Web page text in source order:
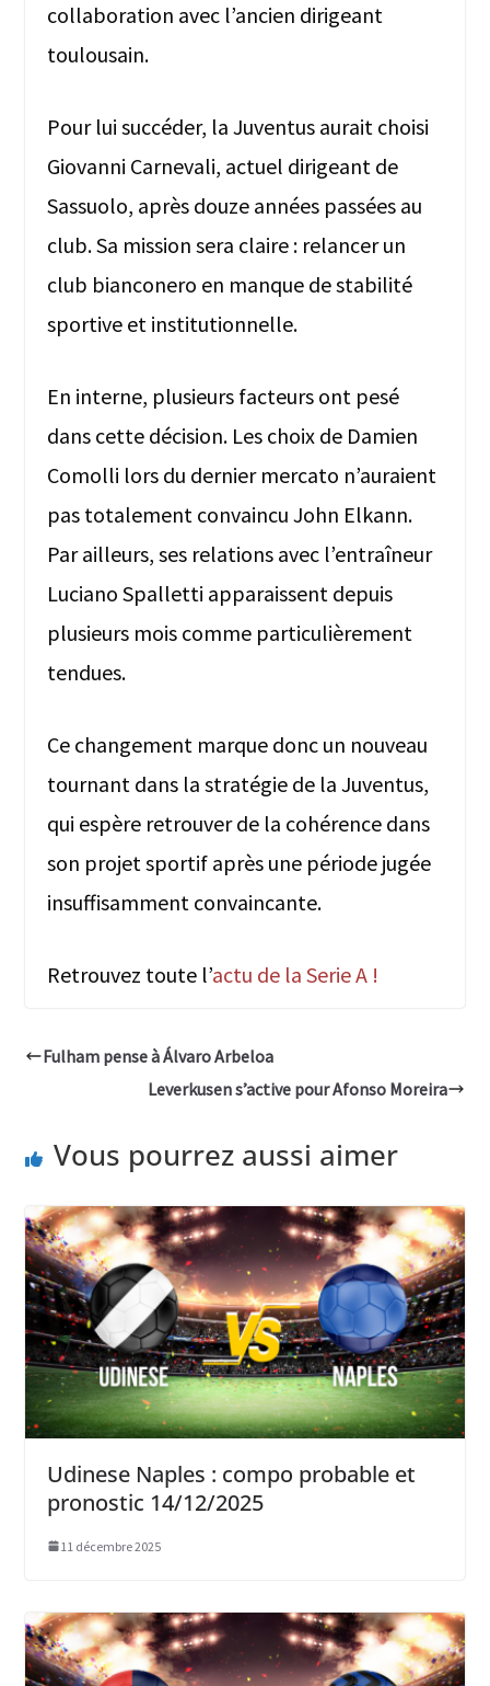
collaboration avec l’ancien dirigeant
toulousain.
Pour lui succéder, la Juventus aurait choisi
Giovanni Carnevali, actuel dirigeant de
Sassuolo, après douze années passées au
club. Sa mission sera claire : relancer un
club bianconero en manque de stabilité
sportive et institutionnelle.
En interne, plusieurs facteurs ont pesé
dans cette décision. Les choix de Damien
Comolli lors du dernier mercato n’auraient
pas totalement convaincu John Elkann.
Par ailleurs, ses relations avec l’entraîneur
Luciano Spalletti apparaissent depuis
plusieurs mois comme particulièrement
tendues.
Ce changement marque donc un nouveau
tournant dans la stratégie de la Juventus,
qui espère retrouver de la cohérence dans
son projet sportif après une période jugée
insuffisamment convaincante.
Retrouvez toute l’actu de la Serie A !
Fulham pense à Álvaro Arbeloa
Leverkusen s’active pour Afonso Moreira
Vous pourrez aussi aimer
Udinese Naples : compo probable et
pronostic 14/12/2025
11 décembre 2025